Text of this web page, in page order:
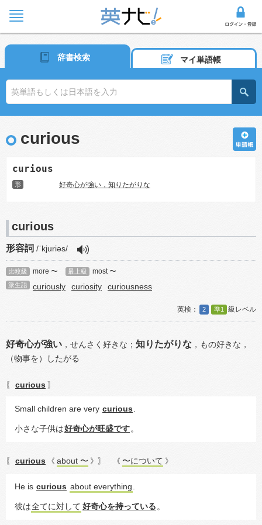
辞書検索 マイ単語帳
curious
curious
形 好奇心が強い，知りたがりな
curious
形容詞 /ˈkjuriəs/
比較級 more 〜 最上級 most 〜
派生語 curiously curiosity curiousness
2 準1
好奇心が強い ， せんさく好きな； 知りたがりな ， もの好きな，
（物事を）したがる
〖 curious 〗
Small children are very curious
小さな子供は好奇心が旺盛です。
〖 curious 《 about 〜 》〗 《 〜について 》
He is curious about everything
彼は全てに対して 好奇心を持っている 。